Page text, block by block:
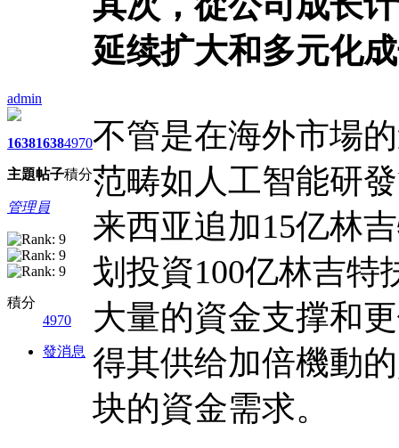
admin
1638
主題
1638
帖子
4970
積分
管理員
積分
4970
發消息
延续扩大和多元化
不管是在海外市場
范畴如人工智能研
来西亚追加15亿林
划投資100亿林吉特
大量的資金支撑和
得其供给加倍機動
块的資金需求。